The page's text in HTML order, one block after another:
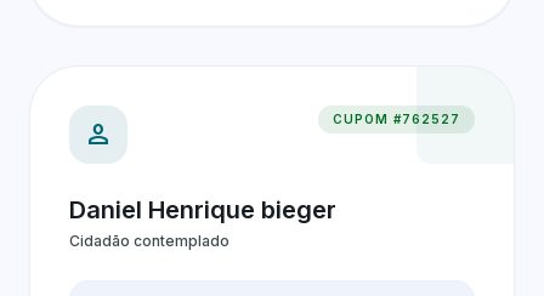
person CUPOM #762527
Daniel Henrique bieger
Cidadão contemplado